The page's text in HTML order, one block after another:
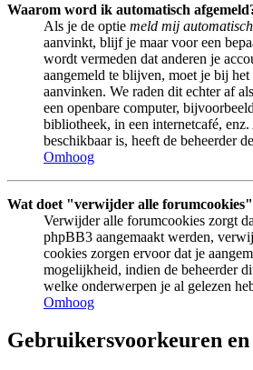
Waarom word ik automatisch
Als je de optie meld mij
aanvinkt, blijf je maar voor een
wordt vermeden dat anderen je
aangemeld te blijven, moet je bij het
aanvinken. We raden dit echter af
een openbare computer,
bibliotheek, in een internetcafé,
beschikbaar is, heeft de beheerder
Omhoog
Wat doet "verwijder alle
Verwijder alle forumcookies zorgt
phpBB3 aangemaakt werden,
cookies zorgen ervoor dat je
mogelijkheid, indien de beheerder
welke onderwerpen je al gelezen
Omhoog
Gebruikersvoorkeuren